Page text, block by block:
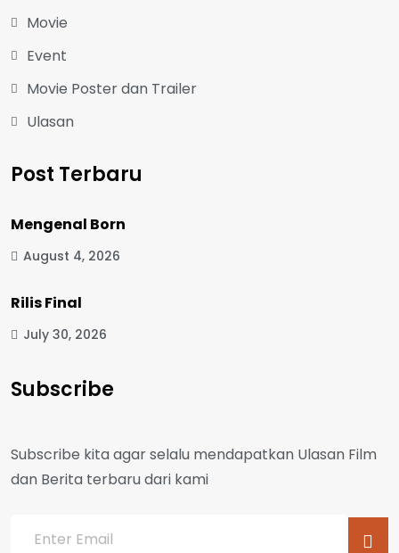
Movie
Event
Movie Poster dan Trailer
Ulasan
Post Terbaru
Mengenal Born
August 4, 2026
Rilis Final
July 30, 2026
Subscribe
Subscribe kita agar selalu mendapatkan Ulasan Film
dan Berita terbaru dari kami